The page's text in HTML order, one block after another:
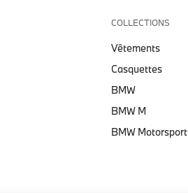
COLLECTIONS
Vêtements
Casquettes
BMW
BMW M
BMW Motorsport